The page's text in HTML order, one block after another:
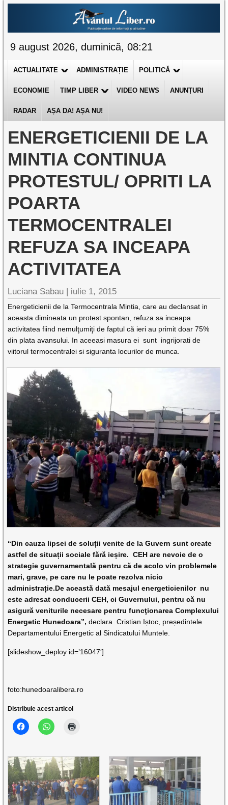
9 august 2026, duminică, 08:21
ACTUALITATE ADMINISTRAȚIE POLITICĂ
ECONOMIE TIMP LIBER VIDEO NEWS ANUNȚURI
RADAR AȘA DA! AȘA NU!
ENERGETICIENII DE LA
MINTIA CONTINUA
PROTESTUL/ OPRITI LA
POARTA
TERMOCENTRALEI
REFUZA SA INCEAPA
ACTIVITATEA
Luciana Sabau | iulie 1, 2015
Energeticienii de la Termocentrala Mintia, care au declansat in
aceasta dimineata un protest spontan, refuza sa inceapa
activitatea fiind nemulţumiţi de faptul că ieri au primit doar 75%
din plata avansului. In aceeasi masura ei sunt ingrijorati de
viitorul termocentralei si siguranta locurilor de munca.
“Din cauza lipsei de soluții venite de la Guvern sunt create
astfel de situații sociale fără ieșire. CEH are nevoie de o
strategie guvernamentală pentru că de acolo vin problemele
mari, grave, pe care nu le poate rezolva nicio
administrație.De această dată mesajul energeticienilor nu
este adresat conducerii CEH, ci Guvernului, pentru că nu
asigură veniturile necesare pentru funcţionarea Complexului
Energetic Hunedoara”,declara Cristian Iștoc, președintele
Departamentului Energetic al Sindicatului Muntele.
[slideshow_deploy id=’16047′]
foto:hunedoaralibera.ro
Distribuie acest articol